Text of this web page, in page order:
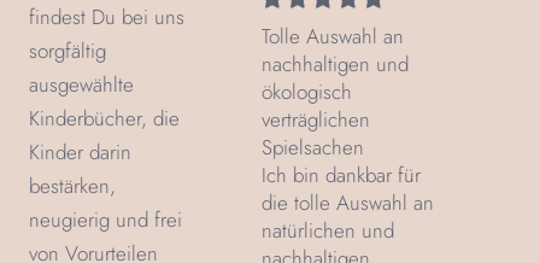
Tolle Auswahl an
nachhaltigen und
ökologisch
verträglichen
Spielsachen
Ich bin dankbar für
die tolle Auswahl an
natürlichen und
findest Du bei uns
sorgfältig
ausgewählte
Kinderbücher, die
Kinder darin
bestärken,
neugierig und frei
von Vorurteilen